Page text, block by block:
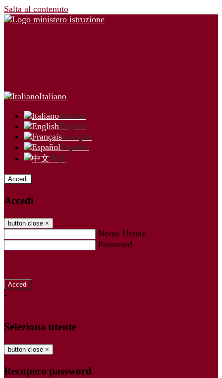
Salta al contenuto
Italiano
Italiano
English
Français
Español
中文
Accedi
Accedi
button close ×
Nome Utente
Password
-
Seleziona utente
button close ×
Recupero password